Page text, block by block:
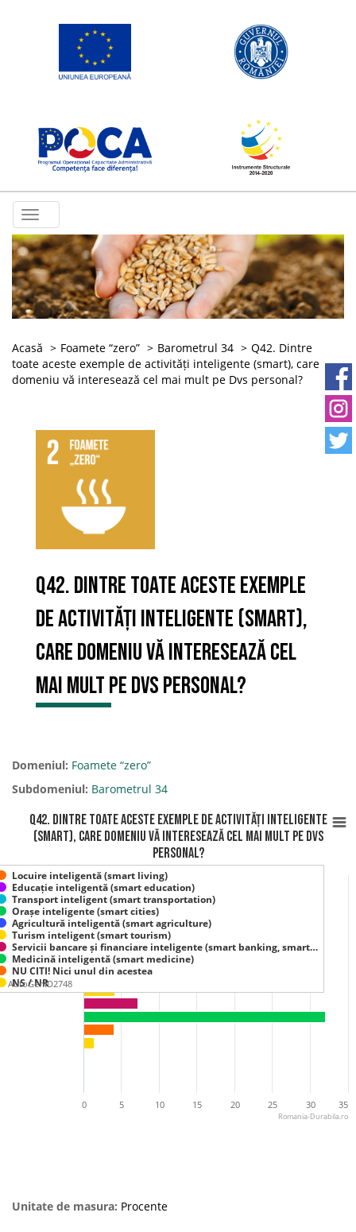
Toggle
navigation
Acasă Foamete “zero” Barometrul 34
Q42. Dintre
toate aceste exemple de activități inteligente (smart), care
domeniu vă interesează cel mai mult pe Dvs personal?
Q42. Dintre toate aceste exemple
de activități inteligente (smart),
care domeniu vă interesează cel
mai mult pe Dvs personal?
Domeniul: Foamete “zero”
Subdomeniul: Barometrul 34
Q42. Dintre toate aceste exemple de activități inteligente
(smart), care domeniu vă interesează cel mai mult pe Dvs
personal?
Locuire inteligentă (smart living)
Educație inteligentă (smart education)
Transport inteligent (smart transportation)
Orașe inteligente (smart cities)
Agricultură inteligentă (smart agriculture)
Turism inteligent (smart tourism)
Servicii bancare și financiare inteligente (smart banking, smart…
Medicină inteligentă (smart medicine)
NU CITI! Nici unul din acestea
NS / NR
AutoGenID2748
0 5 10 15 20 25 30 35
Romania-Durabila.ro
Unitate de masura: Procente